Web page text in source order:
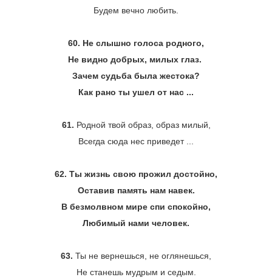
Будем вечно любить.
60. Не слышно голоса родного,
Не видно добрых, милых глаз.
Зачем судьба была жестока?
Как рано ты ушел от нас ...
61. Родной твой образ, образ милый,
Всегда сюда нес приведет ...
62. Ты жизнь свою прожил достойно,
Оставив память нам навек.
В безмолвном мире спи спокойно,
Любимый нами человек.
63. Ты не вернешься, не оглянешься,
Не станешь мудрым и седым.